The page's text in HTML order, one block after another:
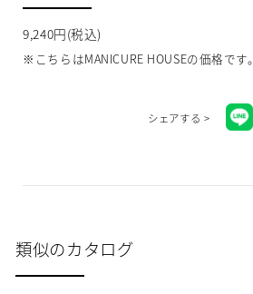
9,240円(税込)
※こちらはMANICURE HOUSEの価格です。
シェアする >
類似のカタログ